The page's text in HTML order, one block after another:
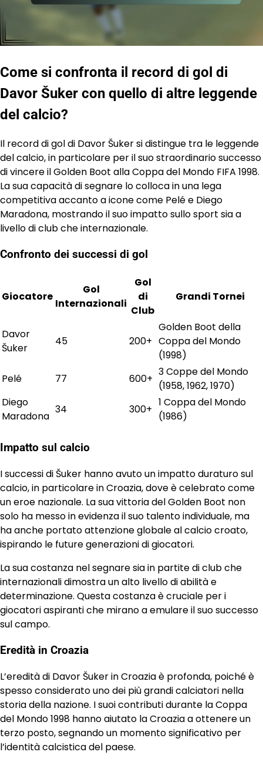
Come si confronta il record di gol di
Davor Šuker con quello di altre leggende
del calcio?
Il record di gol di Davor Šuker si distingue tra le leggende
del calcio, in particolare per il suo straordinario successo
di vincere il Golden Boot alla Coppa del Mondo FIFA 1998.
La sua capacità di segnare lo colloca in una lega
competitiva accanto a icone come Pelé e Diego
Maradona, mostrando il suo impatto sullo sport sia a
livello di club che internazionale.
Confronto dei successi di gol
Giocatore
Gol
Internazionali
Gol
di
Club
Grandi Tornei
Davor
Šuker
45 200+
Golden Boot della
Coppa del Mondo
(1998)
Pelé
77 600+
3 Coppe del Mondo
(1958, 1962, 1970)
Diego
Maradona
34 300+
1 Coppa del Mondo
(1986)
Impatto sul calcio
I successi di Šuker hanno avuto un impatto duraturo sul
calcio, in particolare in Croazia, dove è celebrato come
un eroe nazionale. La sua vittoria del Golden Boot non
solo ha messo in evidenza il suo talento individuale, ma
ha anche portato attenzione globale al calcio croato,
ispirando le future generazioni di giocatori.
La sua costanza nel segnare sia in partite di club che
internazionali dimostra un alto livello di abilità e
determinazione. Questa costanza è cruciale per i
giocatori aspiranti che mirano a emulare il suo successo
sul campo.
Eredità in Croazia
L’eredità di Davor Šuker in Croazia è profonda, poiché è
spesso considerato uno dei più grandi calciatori nella
storia della nazione. I suoi contributi durante la Coppa
del Mondo 1998 hanno aiutato la Croazia a ottenere un
terzo posto, segnando un momento significativo per
l’identità calcistica del paese.